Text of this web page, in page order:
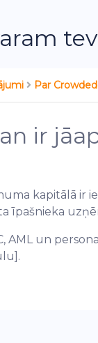
Par
ir
kapitālā ir
īpašnieka
AML un